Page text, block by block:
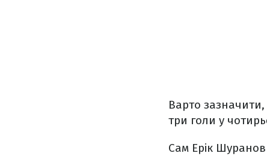
Варто
три голи у
Сам Ерік Шуранов